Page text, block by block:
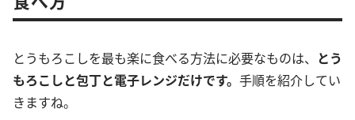
とうもろこしを最も楽に食べる方法に必要なものは、 とう
もろこしと包丁と電子レンジだけです。 手順を紹介してい
きますね。